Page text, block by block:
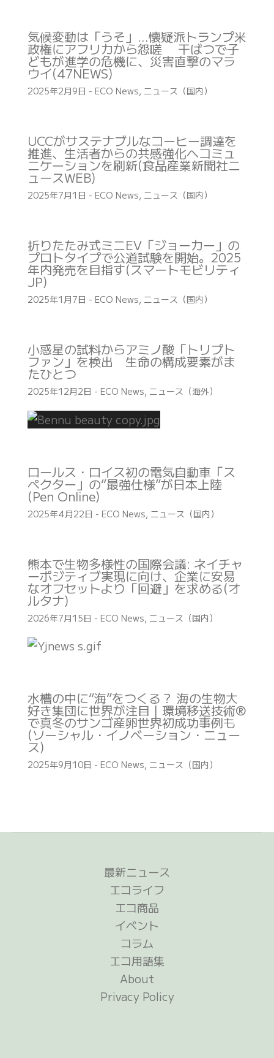
気候変動は「うそ」…懐疑派トランプ米
政権にアフリカから怨嗟 干ばつで子
どもが進学の危機に、災害直撃のマラ
ウイ(47NEWS)
2025年2月9日 - ECO News, ニュース（国内）
UCCがサステナブルなコーヒー調達を
推進、生活者からの共感強化へコミュ
ニケーションを刷新(食品産業新聞社ニ
ュースWEB)
2025年7月1日 - ECO News, ニュース（国内）
折りたたみ式ミニEV「ジョーカー」の
プロトタイプで公道試験を開始。2025
年内発売を目指す(スマートモビリティ
JP)
2025年1月7日 - ECO News, ニュース（国内）
小惑星の試料からアミノ酸「トリプト
ファン」を検出 生命の構成要素がま
たひとつ
2025年12月2日 - ECO News, ニュース（海外）
ロールス・ロイス初の電気自動車「ス
ペクター」の“最強仕様”が日本上陸
(Pen Online)
2025年4月22日 - ECO News, ニュース（国内）
熊本で生物多様性の国際会議: ネイチャ
ーポジティブ実現に向け、企業に安易
なオフセットより「回避」を求める(オ
ルタナ)
2026年7月15日 - ECO News, ニュース（国内）
水槽の中に“海”をつくる？ 海の生物大
好き集団に世界が注目｜環境移送技術®
で真冬のサンゴ産卵世界初成功事例も
(ソーシャル・イノベーション・ニュー
ス)
2025年9月10日 - ECO News, ニュース（国内）
最新ニュース
エコライフ
エコ商品
イベント
コラム
エコ用語集
About
Privacy Policy